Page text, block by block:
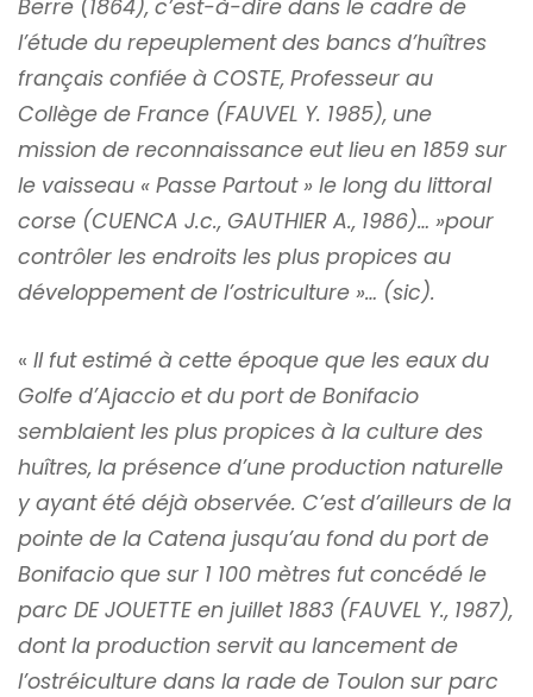
Berre (1864), c’est-à-dire dans le cadre de
l’étude du repeuplement des bancs d’huîtres
français confiée à COSTE, Professeur au
Collège de France (FAUVEL Y. 1985), une
mission de reconnaissance eut lieu en 1859 sur
le vaisseau « Passe Partout » le long du littoral
corse (CUENCA J.c., GAUTHIER A., 1986)… »pour
contrôler les endroits les plus propices au
développement de l’ostriculture »… (sic).
« Il fut estimé à cette époque que les eaux du
Golfe d’Ajaccio et du port de Bonifacio
semblaient les plus propices à la culture des
huîtres, la présence d’une production naturelle
y ayant été déjà observée. C’est d’ailleurs de la
pointe de la Catena jusqu’au fond du port de
Bonifacio que sur 1 100 mètres fut concédé le
parc DE JOUETTE en juillet 1883 (FAUVEL Y., 1987),
dont la production servit au lancement de
l’ostréiculture dans la rade de Toulon sur parc